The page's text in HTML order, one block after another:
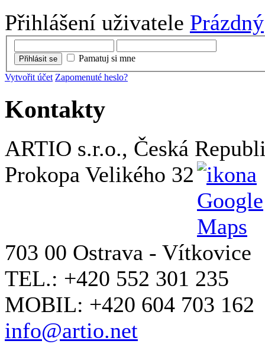
Přihlášení uživatele Prázdný
Přihlásit se
Pamatuj si mne
Vytvořit účet Zapomenuté heslo?
Kontakty
ARTIO s.r.o., Česká
Prokopa Velikého 32
703 00 Ostrava - Vítkovice
TEL.: +420 552 301 235
MOBIL: +420 604 703 162
info@artio.net